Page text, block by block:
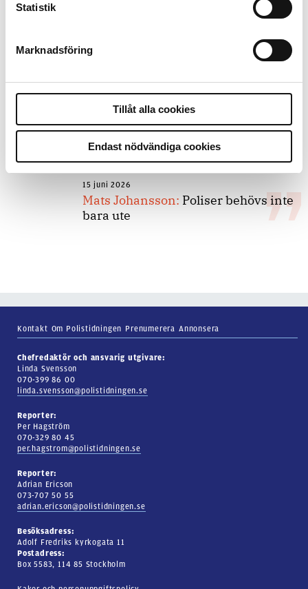
Statistik
Marknadsföring
Tillåt alla cookies
Endast nödvändiga cookies
Det är inte evidenskrav som
bakbinder polisen
Debatt:Med för höga krav på evidens
kan polisen inte göra något alls
15 juni 2026
Mats Johansson: Poliser behövs inte
bara ute
Kontakt Om Polistidningen Prenumerera Annonsera
Chefredaktör och ansvarig utgivare:
Linda Svensson
070-399 86 00
linda.svensson@polistidningen.se
Reporter:
Per Hagström
070-329 80 45
per.hagstrom@polistidningen.se
Reporter:
Adrian Ericson
073-707 50 55
adrian.ericson@polistidningen.se
Besöksadress:
Adolf Fredriks kyrkogata 11
Postadress:
Box 5583, 114 85 Stockholm